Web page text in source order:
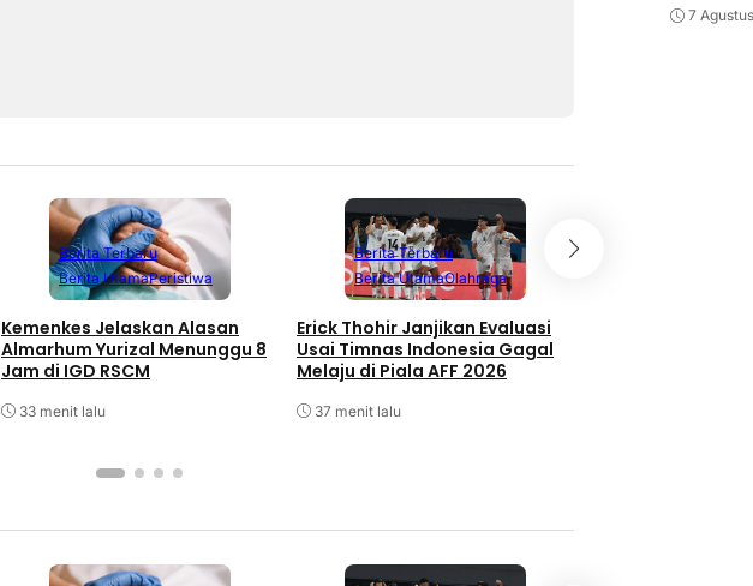
Berita Terbaru
Berita UtamaPeristiwa
Kemenkes Jelaskan Alasan
Almarhum Yurizal Menunggu 8
Jam di IGD RSCM
33 menit lalu
Berita Terbaru
Berita UtamaOlahraga
Erick Thohir Janjikan Evaluasi
Usai Timnas Indonesia Gagal
Melaju di Piala AFF 2026
37 menit lalu
7